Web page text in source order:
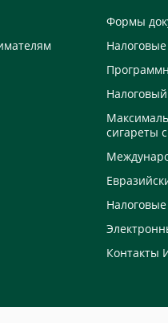
Формы
сигареты
Контакты